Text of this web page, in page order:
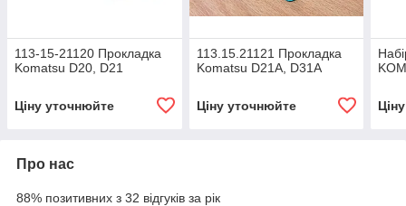
113-15-21120 Прокладка
Komatsu D20, D21
Ціну уточнюйте
113.15.21121 Прокладка
Komatsu D21A, D31A
Ціну уточнюйте
Про нас
88% позитивних з 32 відгуків за рік